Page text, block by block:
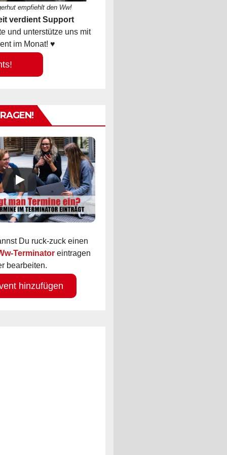
empfiehlt den Ww!
verdient Support
und unterstütze uns mit
im Monat! ♥
Du ruck-zuck einen
Terminator eintragen
bearbeiten.
hinzufügen